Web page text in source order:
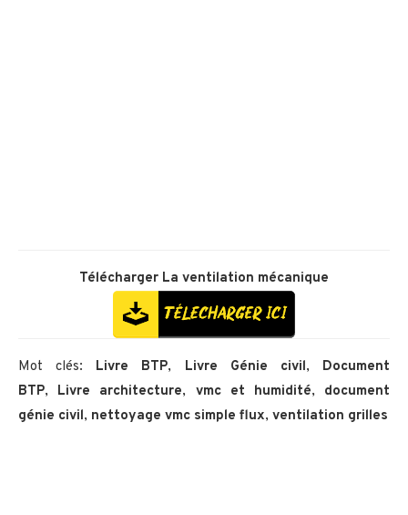
Télécharger La ventilation mécanique
Mot clés: Livre BTP, Livre Génie civil, Document
BTP, Livre architecture, vmc et humidité, document
génie civil, nettoyage vmc simple flux, ventilation grilles